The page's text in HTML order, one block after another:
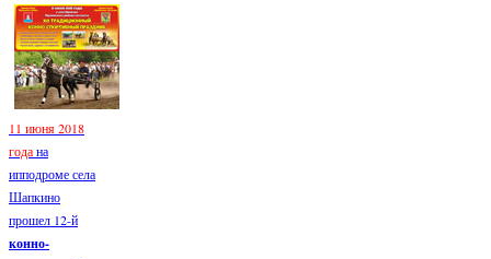
11 июня 2018
годана
ипподроме села
Шапкино
прошел 12-й
конно-